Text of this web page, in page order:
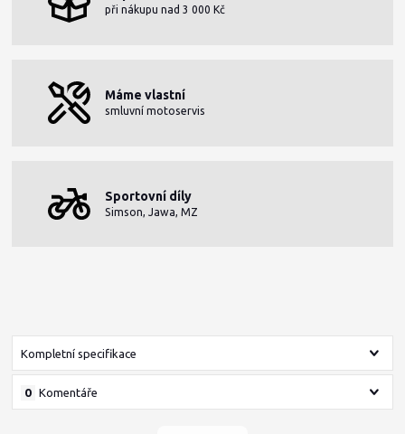
při nákupu nad 3 000 Kč
Máme vlastní
smluvní motoservis
Sportovní díly
Simson, Jawa, MZ
Kompletní specifikace
Komentáře
0